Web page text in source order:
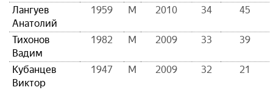
Лангуев
Анатолий
1959 М 2010 34 45
Тихонов
Вадим
1982 М 2009 33 39
Кубанцев
Виктор
1947 М 2009 32 21